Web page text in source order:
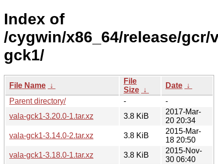
Index of
/cygwin/x86_64/release/gcr/
gck1/
File Name ↓
File
Size ↓
Date ↓
Parent directory/
-
-
vala-gck1-3.20.0-1.tar.xz
3.8 KiB
2017-Mar-
20 20:34
vala-gck1-3.14.0-2.tar.xz
3.8 KiB
2015-Mar-
18 20:50
vala-gck1-3.18.0-1.tar.xz
3.8 KiB
2015-Nov-
30 06:40